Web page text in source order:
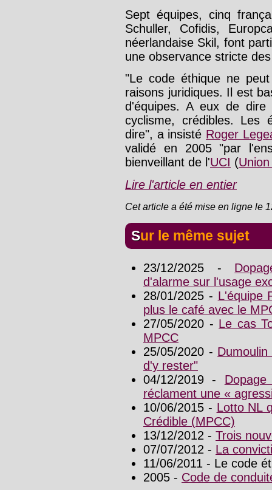
Sept équipes, cinq
Schuller, Cofidis,
néerlandaise Skil, font
une observance stricte
"Le code éthique ne
raisons juridiques. Il est
d'équipes. A eux de
cyclisme, crédibles. Les
dire", a insisté Roger
validé en 2005 "par
bienveillant de l'UCI (
Lire l'article en entier
Cet article a été mise en ligne le
Sur le même sujet
23/12/2025 -
d'alarme sur l'usage
28/01/2025 - L'équipe
plus le café avec le
27/05/2020 - Le cas
MPCC
25/05/2020 -
d'y rester"
04/12/2019 -
réclament une «
10/06/2015 - Lotto NL
Crédible (MPCC)
13/12/2012 - Trois
07/07/2012 - La
11/06/2011 - Le code
2005 - Code de